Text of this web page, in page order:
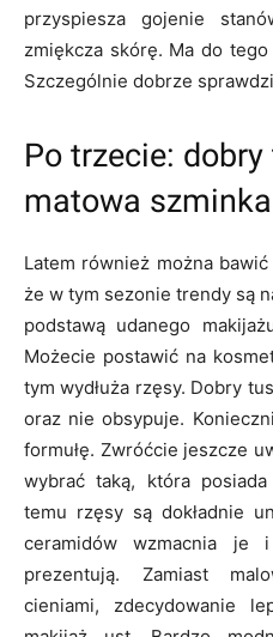
przyspiesza gojenie
zmiękcza skórę. Ma do
Szczególnie dobrze
Po trzecie:
matowa szminka
Latem również można
że w tym sezonie trendy są
podstawą udanego
Możecie postawić na
tym wydłuża rzęsy. Dobry
oraz nie obsypuje.
formułę. Zwróćcie jeszcze
wybrać taką, która
temu rzęsy są dokładnie
ceramidów wzmacnia
prezentują. Zamiast
cieniami, zdecydowanie